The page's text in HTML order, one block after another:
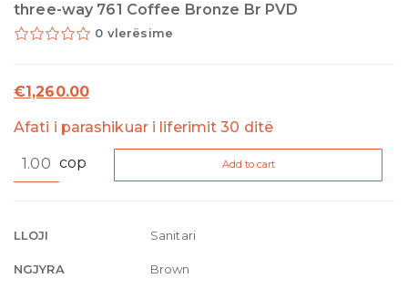
three-way 761 Coffee Bronze Br PVD
0 vlerësime
€1,260.00
Afati i parashikuar i liferimit 30 ditë
Wall-
shower
three-
cop Add to cart
LLOJI Sanitari
NGJYRA Brown